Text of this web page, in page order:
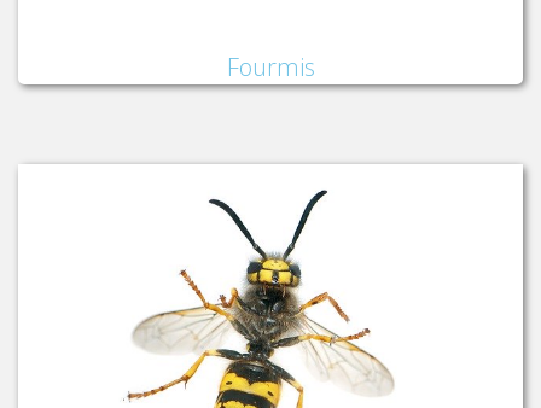
Fourmis